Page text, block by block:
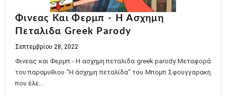
Φινεας Και Φερμπ - Η Ασχημη
Πεταλιδα Greek Parody
Σεπτεμβρίου 28, 2022
Φινεας και Φερμπ - Η ασχημη πεταλιδα greek parody Μεταφορά
του παραμυθιου "Η άσχημη πεταλίδα" του Μπομπ Σφουγγαρακη
που έλε...